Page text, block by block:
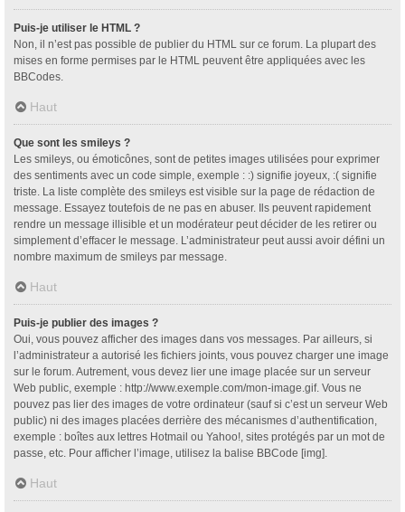
Puis-je utiliser le HTML ?
Non, il n’est pas possible de publier du HTML sur ce forum. La plupart des
mises en forme permises par le HTML peuvent être appliquées avec les
BBCodes.
Haut
Que sont les smileys ?
Les smileys, ou émoticônes, sont de petites images utilisées pour exprimer
des sentiments avec un code simple, exemple : :) signifie joyeux, :( signifie
triste. La liste complète des smileys est visible sur la page de rédaction de
message. Essayez toutefois de ne pas en abuser. Ils peuvent rapidement
rendre un message illisible et un modérateur peut décider de les retirer ou
simplement d’effacer le message. L’administrateur peut aussi avoir défini un
nombre maximum de smileys par message.
Haut
Puis-je publier des images ?
Oui, vous pouvez afficher des images dans vos messages. Par ailleurs, si
l’administrateur a autorisé les fichiers joints, vous pouvez charger une image
sur le forum. Autrement, vous devez lier une image placée sur un serveur
Web public, exemple : http://www.exemple.com/mon-image.gif. Vous ne
pouvez pas lier des images de votre ordinateur (sauf si c’est un serveur Web
public) ni des images placées derrière des mécanismes d’authentification,
exemple : boîtes aux lettres Hotmail ou Yahoo!, sites protégés par un mot de
passe, etc. Pour afficher l’image, utilisez la balise BBCode [img].
Haut